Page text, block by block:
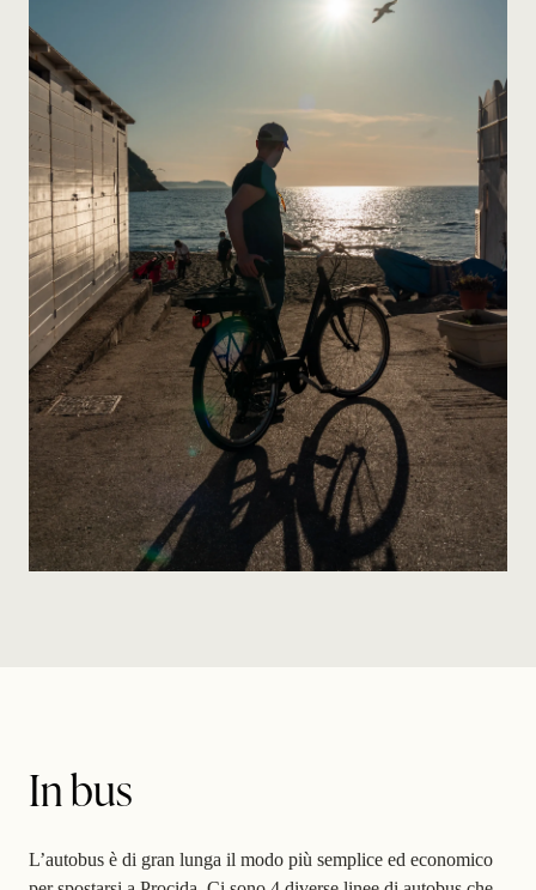
In bus
L’autobus è di gran lunga il modo più semplice ed economico